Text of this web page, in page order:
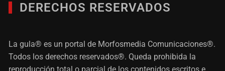
DERECHOS RESERVADOS
La gula® es un portal de Morfosmedia Comunicaciones®.
Todos los derechos reservados®. Queda prohibida la